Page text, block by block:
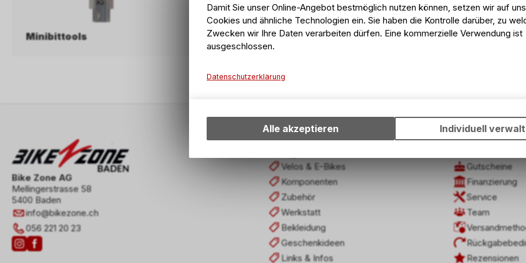
Minibittools Multitools Unterwegs
Bike Zone AG
Mellingerstrasse 58
5400 Baden
info@bikezone.ch
056 221 20 23
Velos & E-Bikes
Komponenten
Zubehör
Werkstatt
Bekleidung
Geschenkideen
Links & Infos
Gutscheine
Finanzierung
Service
Team
Rezensionen
Damit Sie unser Online-Angebot bestmöglich nutzen können, setzen wir auf
Cookies und ähnliche Technologien ein. Sie haben die Kontrolle darüber, zu
Zwecken wir Ihre Daten verarbeiten dürfen. Eine kommerzielle Verwendung ist
ausgeschlossen.
Datenschutzerklärung
Ihrem Gerät, um die grundlegenden Funktionen unseres Online-
wie die Verwendung des Warenkorbs, zu ermöglichen. Bitte
Informationen zulassen.
Alle akzeptieren Individuell